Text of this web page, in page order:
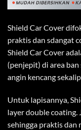
Shield Car Cover
praktis dan sdangat
Shield Car Cover
(penjepit) di area
angin kencang
Untuk lapisannya,
layer double coating.
sehingga praktis dan